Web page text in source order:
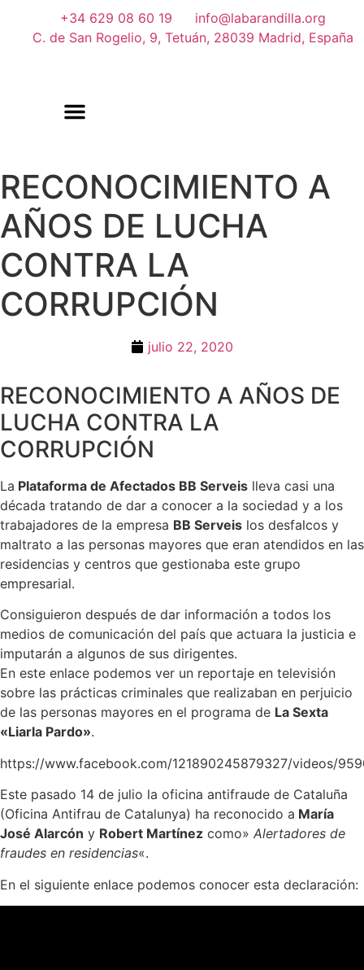
+34 629 08 60 19
info@labarandilla.org
C. de San Rogelio, 9, Tetuán, 28039 Madrid, España
RECONOCIMIENTO A
AÑOS DE LUCHA
CONTRA LA
CORRUPCIÓN
julio 22, 2020
RECONOCIMIENTO A AÑOS DE
LUCHA CONTRA LA
CORRUPCIÓN
La Plataforma de Afectados BB Serveis lleva casi una
década tratando de dar a conocer a la sociedad y a los
trabajadores de la empresa BB Serveis los desfalcos y
maltrato a las personas mayores que eran atendidos en las
residencias y centros que gestionaba este grupo
empresarial.
Consiguieron después de dar información a todos los
medios de comunicación del país que actuara la justicia e
imputarán a algunos de sus dirigentes.
En este enlace podemos ver un reportaje en televisión
sobre las prácticas criminales que realizaban en perjuicio
de las personas mayores en el programa de La Sexta
«Liarla Pardo».
https://www.facebook.com/121890245879327/videos/
Este pasado 14 de julio la oficina antifraude de Cataluña
(Oficina Antifrau de Catalunya) ha reconocido a María
José Alarcón y Robert Martínez como» Alertadores de
fraudes en residencias«.
En el siguiente enlace podemos conocer esta declaración: